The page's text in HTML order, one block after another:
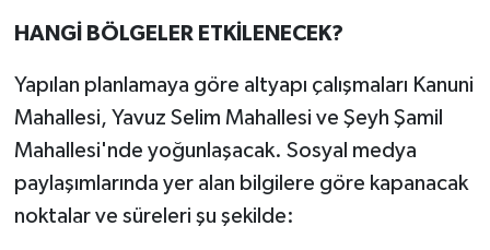
HANGİ BÖLGELER ETKİLENECEK?
Yapılan planlamaya göre altyapı çalışmaları Kanuni
Mahallesi, Yavuz Selim Mahallesi ve Şeyh Şamil
Mahallesi'nde yoğunlaşacak. Sosyal medya
paylaşımlarında yer alan bilgilere göre kapanacak
noktalar ve süreleri şu şekilde: